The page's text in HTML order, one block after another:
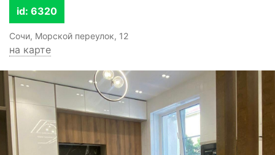
id: 6320
Сочи, Морской переулок, 12
на карте